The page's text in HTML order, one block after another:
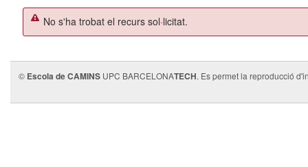
No s'ha trobat el recurs sol·licitat.
© Escola de CAMINS UPC BARCELONATECH. Es permet la reproducció